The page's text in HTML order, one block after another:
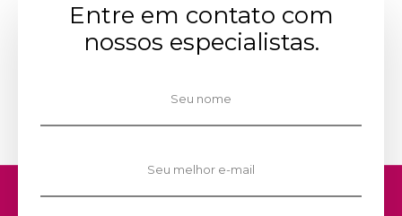
Entre em contato com
nossos especialistas.